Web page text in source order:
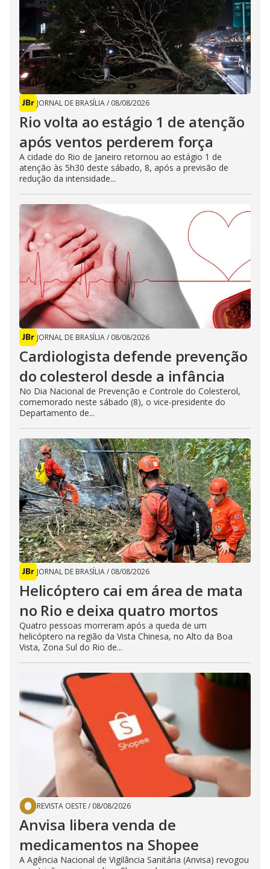
JORNAL DE BRASÍLIA/ 08/08/2026
Rio volta ao estágio 1 de atenção
após ventos perderem força
A cidade do Rio de Janeiro retornou ao estágio 1 de
atenção às 5h30 deste sábado, 8, após a previsão de
redução da intensidade...
JORNAL DE BRASÍLIA/ 08/08/2026
Cardiologista defende prevenção
do colesterol desde a infância
No Dia Nacional de Prevenção e Controle do Colesterol,
comemorado neste sábado (8), o vice-presidente do
Departamento de...
JORNAL DE BRASÍLIA/ 08/08/2026
Helicóptero cai em área de mata
no Rio e deixa quatro mortos
Quatro pessoas morreram após a queda de um
helicóptero na região da Vista Chinesa, no Alto da Boa
Vista, Zona Sul do Rio de...
REVISTA OESTE/ 08/08/2026
Anvisa libera venda de
medicamentos na Shopee
A Agência Nacional de Vigilância Sanitária (Anvisa) revogou